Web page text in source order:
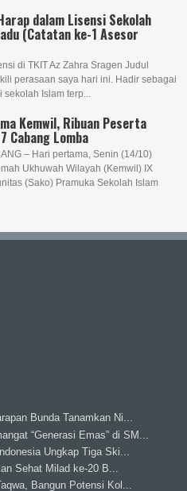
dalam Lisensi Sekolah
(Catatan ke-1 Asesor
di TKIT Az Zahra Sragen Judul
perasaan saya hari ini. Hadir sebagai
sekolah Islam terp...
Kemwil, Ribuan Peserta
Cabang Lomba
– Hari pertama, Senin (14/10)
Ukhuwah Wilayah (Kemwil) IX
(Sako) Pramuka Sekolah Islam
Bunda Tanamkan Ni...
“Generasi Emas” di SM...
Ungkap Tiga Ski...
Sehat Milad ke-20 B...
Bangun Potensi Kol...